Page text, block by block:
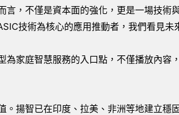
，不僅是資本面的強化，更是一場技術
技術為核心的應用推動者，我們看見
為家庭智慧服務的入口點，不僅播放內容
。揚智已在印度、拉美、非洲等地建立